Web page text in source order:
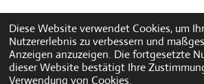
Diese Website verwendet Cookies, um Ihr
Nutzererlebnis zu verbessern und
Anzeigen anzuzeigen. Die fortgesetzte
dieser Website bestätigt Ihre
Verwendung von Cookies.